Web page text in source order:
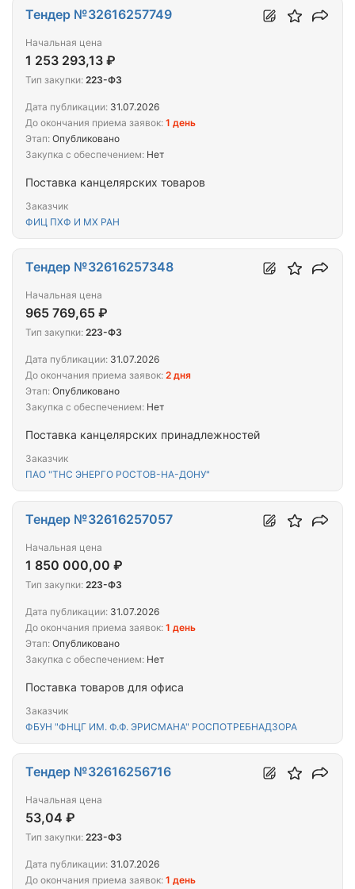
Поставка канцелярских товаров
Заказчик
ФИЦ ПХФ И МХ РАН
Тендер №32616257749
Начальная цена
1 253 293,13 ₽
Тип закупки: 223-ФЗ
Дата публикации: 31.07.2026
До окончания приема заявок: 1 день
Этап: Опубликовано
Закупка с обеспечением: Нет
Поставка канцелярских принадлежностей
Заказчик
ПАО "ТНС ЭНЕРГО РОСТОВ-НА-ДОНУ"
Тендер №32616257348
Начальная цена
965 769,65 ₽
Тип закупки: 223-ФЗ
Дата публикации: 31.07.2026
До окончания приема заявок: 2 дня
Этап: Опубликовано
Закупка с обеспечением: Нет
Поставка товаров для офиса
Заказчик
ФБУН "ФНЦГ ИМ. Ф.Ф. ЭРИСМАНА" РОСПОТРЕБНАДЗОРА
Тендер №32616257057
Начальная цена
1 850 000,00 ₽
Тип закупки: 223-ФЗ
Дата публикации: 31.07.2026
До окончания приема заявок: 1 день
Этап: Опубликовано
Закупка с обеспечением: Нет
Тендер №32616256716
Начальная цена
53,04 ₽
Тип закупки: 223-ФЗ
Дата публикации: 31.07.2026
До окончания приема заявок: 1 день